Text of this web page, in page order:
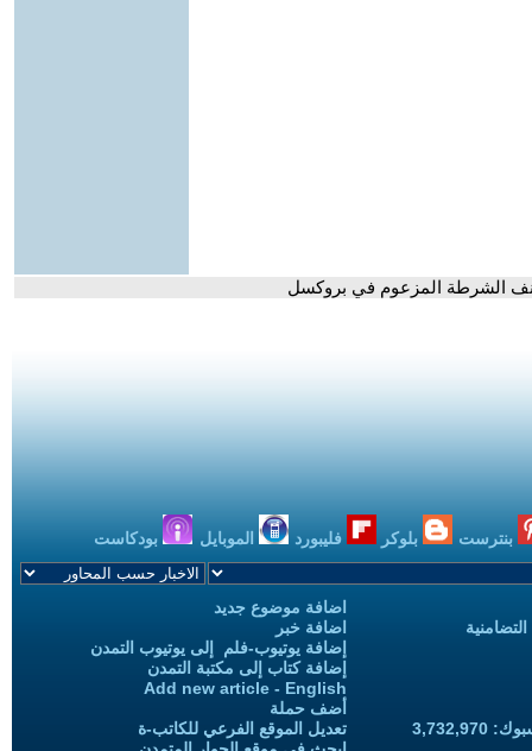
الشرطة المزعوم في بروكسل
بنترست بلوكر فليبورد الموبايل بودكاست
اضافة موضوع جديد
اضافة خبر
إضافة يوتيوب-فلم إلى يوتيوب التمدن
إضافة كتاب إلى مكتبة التمدن
Add new article - English
أضف حملة
تعديل الموقع الفرعي للكاتب-ة